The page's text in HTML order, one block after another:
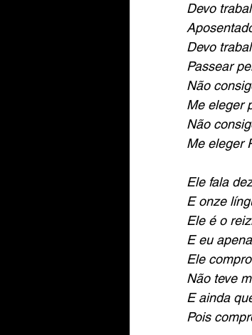
Devo
Devo
Passear
Não
Me eleger
Não
Me eleger
Ele fala
E onze
Ele é o
E eu
Ele
Não teve
E ainda
Pois